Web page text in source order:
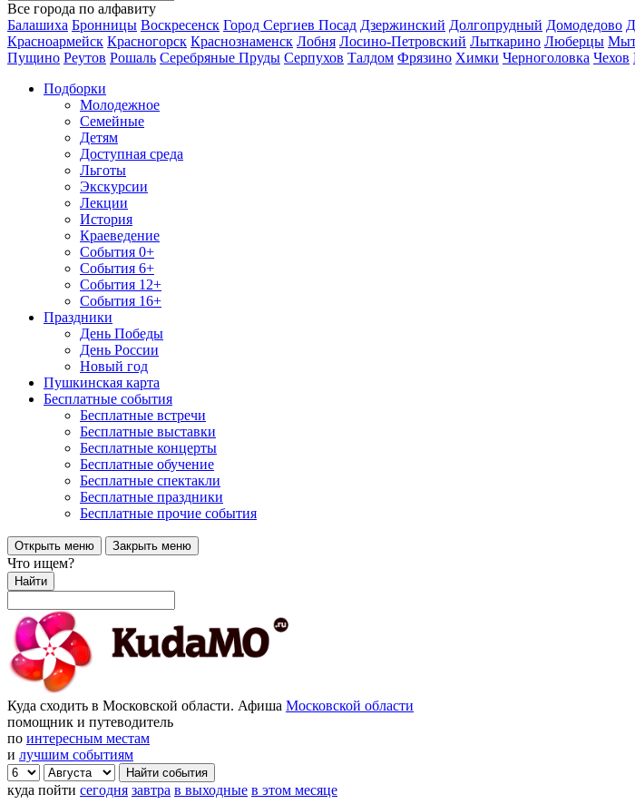
Все города по алфавиту
Балашиха Бронницы Воскресенск Город Сергиев Посад Дзержинский Долгопрудный Домодедово
Красноармейск Красногорск Краснознаменск Лобня Лосино-Петровский Лыткарино Люберцы
Пущино Реутов Рошаль Серебряные Пруды Серпухов Талдом Фрязино Химки Черноголовка Чехов
Подборки
Молодежное
Семейные
Детям
Доступная среда
Льготы
Экскурсии
Лекции
История
Краеведение
События 0+
События 6+
События 12+
События 16+
Праздники
День Победы
День России
Новый год
Пушкинская карта
Бесплатные события
Бесплатные встречи
Бесплатные выставки
Бесплатные концерты
Бесплатные обучение
Бесплатные спектакли
Бесплатные праздники
Бесплатные прочие события
Открыть меню Закрыть меню
Что ищем?
Найти
Куда сходить в Московской области. Афиша Московской области
помощник и путеводитель
по интересным местам
и лучшим событиям
куда пойти сегодня завтра в выходные в этом месяце